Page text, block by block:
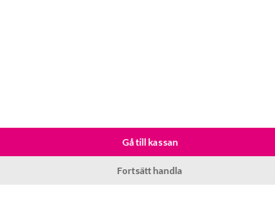
Gå till kassan
Fortsätt handla